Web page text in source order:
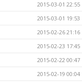
2015-03-01 22:55
2015-03-01 19:53
2015-02-26 21:16
2015-02-23 17:45
2015-02-22 00:47
2015-02-19 00:04